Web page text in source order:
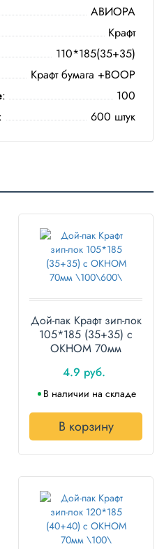
АВИОРА
Крафт
110*185(35+35)
Крафт бумага +ВООР
:
100
: 600 штук
Дой-пак Крафт зип-лок
105*185 (35+35) с
ОКНОМ 70мм
4.9 руб.
В наличии на складе
В корзину